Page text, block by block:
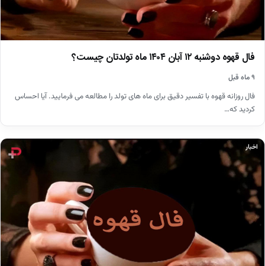
فال قهوه دوشنبه ۱۲ آبان ۱۴۰۴ ماه تولدتان چیست؟
۹ ماه قبل
فال روزانه قهوه با تفسیر دقیق برای ماه های تولد را مطالعه می فرمایید. آیا احساس
کردید که…
اخبار